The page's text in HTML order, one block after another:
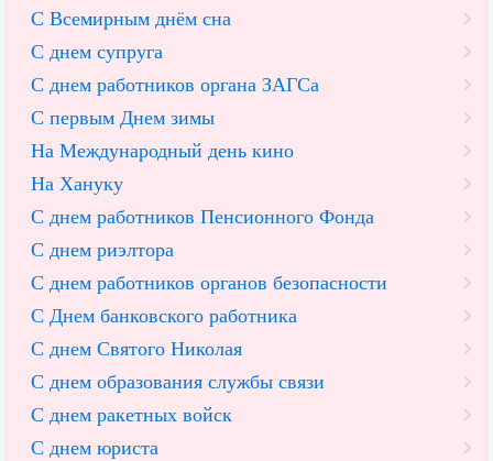
С Всемирным днём сна
С днем супруга
С днем работников органа ЗАГСа
С первым Днем зимы
На Международный день кино
На Хануку
С днем работников Пенсионного Фонда
С днем риэлтора
С днем работников органов безопасности
С Днем банковского работника
С днем Святого Николая
С днем образования службы связи
С днем ракетных войск
С днем юриста